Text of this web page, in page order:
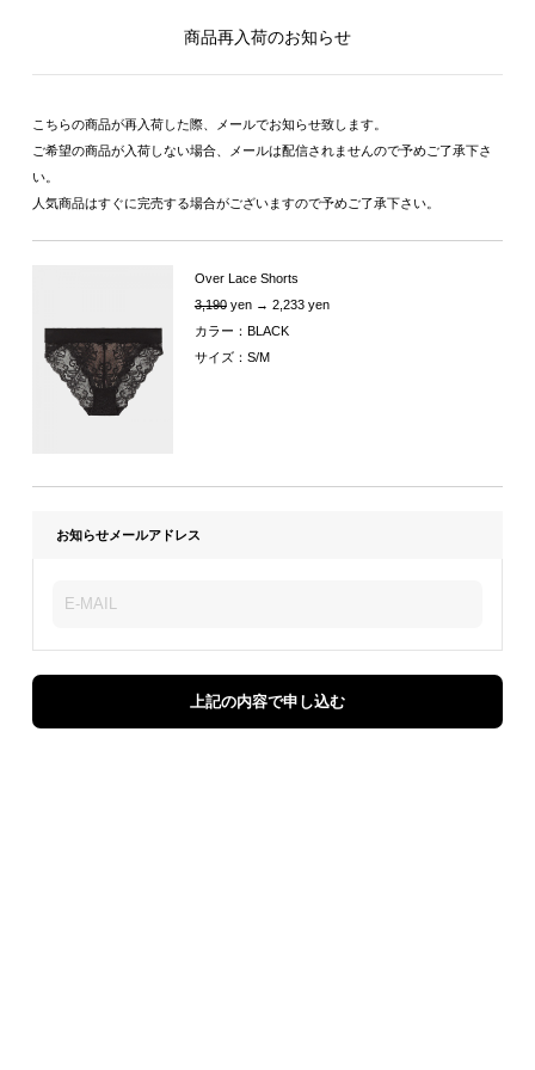
商品再入荷のお知らせ
こちらの商品が再入荷した際、メールでお知らせ致します。
ご希望の商品が入荷しない場合、メールは配信されませんので予めご了承下さ
い。
人気商品はすぐに完売する場合がございますので予めご了承下さい。
Over Lace Shorts
3,190yen → 2,233 yen
カラー：BLACK
サイズ：S/M
お知らせメールアドレス
上記の内容で申し込む